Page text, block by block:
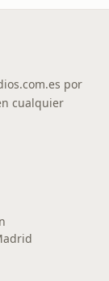
por
cualquier